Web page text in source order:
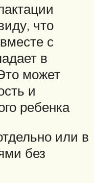
что
с
в
может
и
ребенка
или в
без